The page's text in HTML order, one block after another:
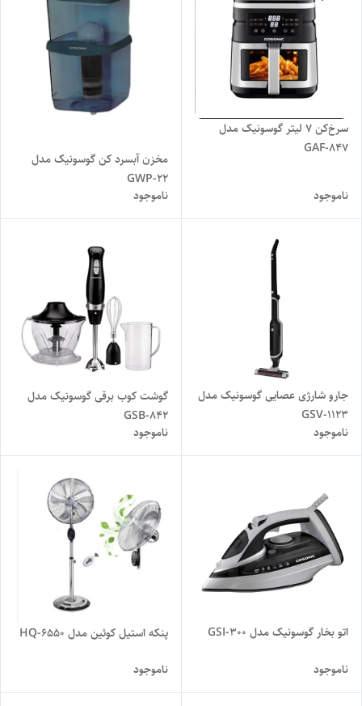
سرخ‌کن 7 لیتر گوسونیک مدل
GAF-847
ناموجود
مخزن آبسرد کن گوسونیک مدل
GWP-22
ناموجود
جارو شارژی عصایی گوسونیک مدل
GSV-1123
ناموجود
گوشت کوب برقی گوسونیک مدل
GSB-842
ناموجود
اتو بخار گوسونیک مدل GSI-300
ناموجود
پنکه استیل کوئین مدل HQ-6550
ناموجود